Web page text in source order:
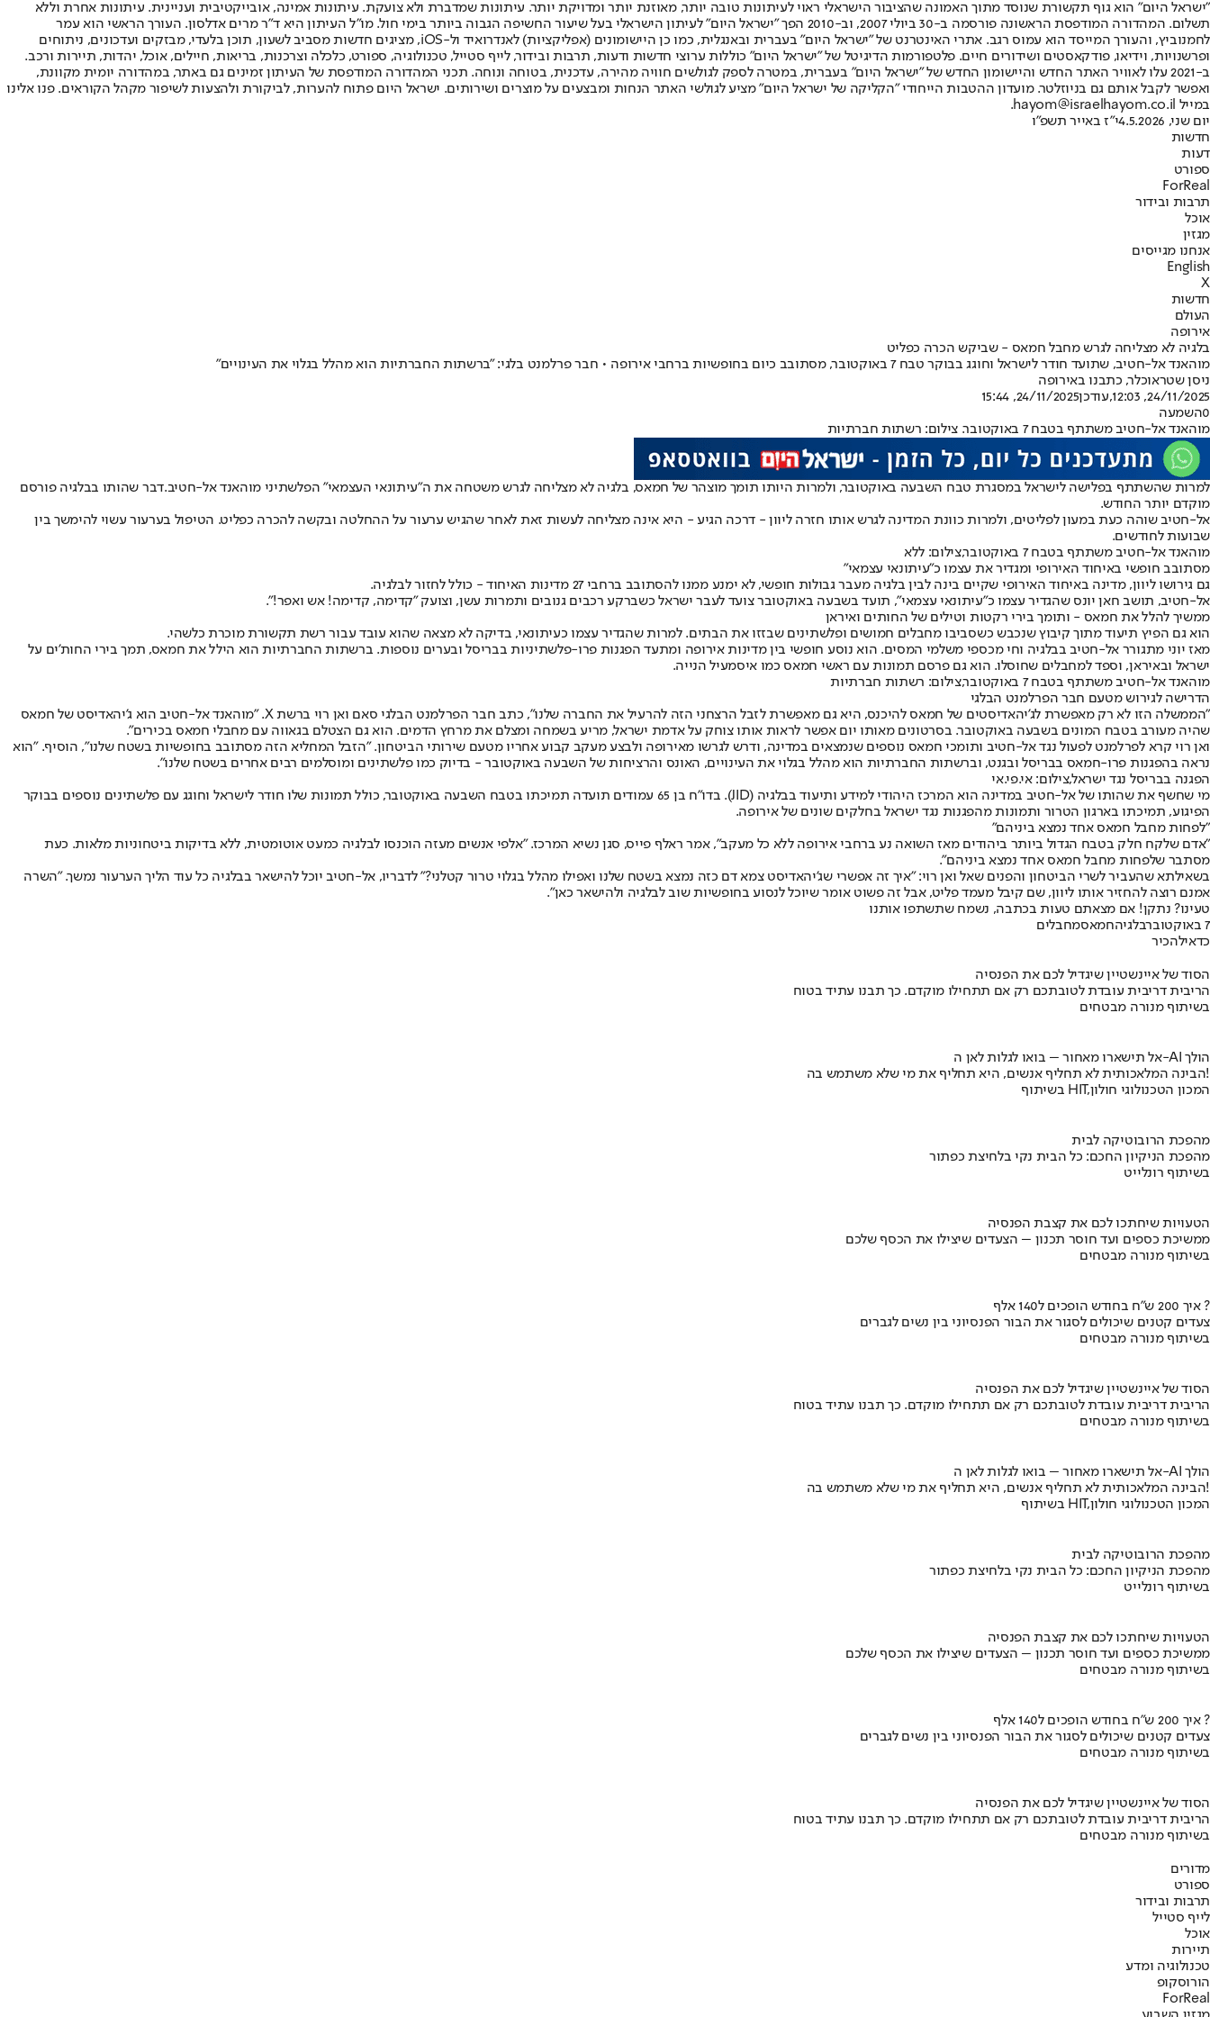
"ישראל היום" הוא גוף תקשורת שנוסד מתוך האמונה שהציבור הישראלי ראוי לעיתונות טובה יותר, מאוזנת יותר ומדויקת יותר. עיתונות שמדברת ולא צועקת. עיתונות אמינה, אובייקטיבית ועניינית. עיתונות אחרת וללא
תשלום. המהדורה המודפסת הראשונה פורסמה ב-30 ביולי 2007, וב-2010 הפך "ישראל היום" לעיתון הישראלי בעל שיעור החשיפה הגבוה ביותר בימי חול. מו"ל העיתון היא ד"ר מרים אדלסון. העורך הראשי הוא עמר
לחמנוביץ, והעורך המייסד הוא עמוס רגב. אתרי האינטרנט של "ישראל היום" בעברית ובאנגלית, כמו כן היישומונים (אפליקציות) לאנדרואיד ול-iOS, מציגים חדשות מסביב לשעון, תוכן בלעדי, מבזקים ועדכונים, ניתוחים
ופרשנויות, וידיאו, פודקאסטים ושידורים חיים. פלטפורמות הדיגיטל של "ישראל היום" כוללות ערוצי חדשות ודעות, תרבות ובידור, לייף סטייל, טכנולוגיה, ספורט, כלכלה וצרכנות, בריאות, חיילים, אוכל, יהדות, תיירות ורכב.
ב-2021 עלו לאוויר האתר החדש והיישומון החדש של "ישראל היום" בעברית, במטרה לספק לגולשים חוויה מהירה, עדכנית, בטוחה ונוחה. תכני המהדורה המודפסת של העיתון זמינים גם באתר, במהדורה יומית מקוונת,
ואפשר לקבל אותם גם בניוזלטר. מועדון ההטבות הייחודי "הקליקה של ישראל היום" מציע לגולשי האתר הנחות ומבצעים על מוצרים ושירותים. ישראל היום פתוח להערות, לביקורת ולהצעות לשיפור מקהל הקוראים. פנו אלינו
במייל hayom@israelhayom.co.il.
יום שני, 4.5.2026
י"ז באייר תשפ"ו
חדשות
דעות
ספורט
ForReal
תרבות ובידור
אוכל
מגזין
אנחנו מגייסים
English
X
חדשות
העולם
אירופה
בלגיה לא מצליחה לגרש מחבל חמאס - שביקש הכרה כפליט
מוהאנד אל-חטיב, שתועד חודר לישראל וחוגג בבוקר טבח 7 באוקטובר, מסתובב כיום בחופשיות ברחבי אירופה • חבר פרלמנט בלגי: ״ברשתות החברתיות הוא מהלל בגלוי את העינויים״
ניסן שטראוכלר, כתבנו באירופה
24/11/2025, 12:03
,עודכן24/11/2025, 15:44
0השמעה
מוהאנד אל-חטיב משתתף בטבח 7 באוקטובר. צילום: רשתות חברתיות
למרות שהשתתף בפלישה לישראל במסגרת טבח השבעה באוקטובר, ולמרות היותו תומך מוצהר של חמאס, בלגיה לא מצליחה לגרש משטחה את ה"עיתונאי העצמאי" הפלשתיני מוהאנד אל-חטיב.דבר שהותו בבלגיה פורסם
מוקדם יותר החודש.
אל-חטיב שוהה כעת במעון לפליטים, ולמרות כוונת המדינה לגרש אותו חזרה ליוון - דרכה הגיע - היא אינה מצליחה לעשות זאת לאחר שהגיש ערעור על ההחלטה ובקשה להכרה כפליט. הטיפול בערעור עשוי להימשך בין
שבועות לחודשים.
מוהאנד אל-חטיב משתתף בטבח 7 באוקטובר,צילום: ללא
מסתובב חופשי באיחוד האירופי ומגדיר את עצמו כ״עיתונאי עצמאי״
גם גירושו ליוון, מדינה באיחוד האירופי שקיים בינה לבין בלגיה מעבר גבולות חופשי, לא ימנע ממנו להסתובב ברחבי 27 מדינות האיחוד - כולל לחזור לבלגיה.
אל-חטיב, תושב חאן יונס שהגדיר עצמו כ״עיתונאי עצמאי״, תועד בשבעה באוקטובר צועד לעבר ישראל כשברקע רכבים גנובים ותמרות עשן, וצועק ״קדימה, קדימה! אש ואפר!״.
ממשיך להלל את חמאס - ותומך בירי רקטות וטילים של החותים ואיראן
הוא גם הפיץ תיעוד מתוך קיבוץ שנכבש כשסביבו מחבלים חמושים ופלשתינים שבזזו את הבתים. למרות שהגדיר עצמו כעיתונאי, בדיקה לא מצאה שהוא עובד עבור רשת תקשורת מוכרת כלשהי.
מאז יוני מתגורר אל-חטיב בבלגיה וחי מכספי משלמי המסים. הוא נוסע חופשי בין מדינות אירופה ומתעד הפגנות פרו-פלשתיניות בבריסל ובערים נוספות. ברשתות החברתיות הוא הילל את חמאס, תמך בירי החות'ים על
ישראל ובאיראן, וספד למחבלים שחוסלו. הוא גם פרסם תמונות עם ראשי חמאס כמו איסמעיל הנייה.
מוהאנד אל-חטיב משתתף בטבח 7 באוקטובר,צילום: רשתות חברתיות
הדרישה לגירוש מטעם חבר הפרלמנט הבלגי
״הממשלה הזו לא רק מאפשרת לג'יהאדיסטים של חמאס להיכנס, היא גם מאפשרת לזבל הרצחני הזה להרעיל את החברה שלנו״, כתב חבר הפרלמנט הבלגי סאם ואן רוי ברשת X. ״מוהאנד אל-חטיב הוא ג'יהאדיסט של חמאס
שהיה מעורב בטבח המונים בשבעה באוקטובר. בסרטונים מאותו יום אפשר לראות אותו צוחק על אדמת ישראל, מריע בשמחה ומצלם את מרחץ הדמים. הוא גם הצטלם בגאווה עם מחבלי חמאס בכירים״.
ואן רוי קרא לפרלמנט לפעול נגד אל-חטיב ותומכי חמאס נוספים שנמצאים במדינה, ודרש לגרשו מאירופה ולבצע מעקב קבוע אחריו מטעם שירותי הביטחון. ״הזבל המחליא הזה מסתובב בחופשיות בשטח שלנו״, הוסיף. ״הוא
נראה בהפגנות פרו-חמאס בבריסל ובגנט, וברשתות החברתיות הוא מהלל בגלוי את העינויים, האונס והרציחות של השבעה באוקטובר - בדיוק כמו פלשתינים ומוסלמים רבים אחרים בשטח שלנו״.
הפגנה בבריסל נגד ישראל,צילום: אי.פי.אי
מי שחשף את שהותו של אל-חטיב במדינה הוא המרכז היהודי למידע ותיעוד בבלגיה (JID). בדו"ח בן 65 עמודים תועדה תמיכתו בטבח השבעה באוקטובר, כולל תמונות שלו חודר לישראל וחוגג עם פלשתינים נוספים בבוקר
הפיגוע, תמיכתו בארגון הטרור ותמונות מהפגנות נגד ישראל בחלקים שונים של אירופה.
"לפחות מחבל חמאס אחד נמצא ביניהם״
״אדם שלקח חלק בטבח הגדול ביותר ביהודים מאז השואה נע ברחבי אירופה ללא כל מעקב״, אמר ראלף פייס, סגן נשיא המרכז. ״אלפי אנשים מעזה הוכנסו לבלגיה כמעט אוטומטית, ללא בדיקות ביטחוניות מלאות. כעת
מסתבר שלפחות מחבל חמאס אחד נמצא ביניהם״.
בשאילתא שהעביר לשרי הביטחון והפנים שאל ואן רוי: ״איך זה אפשרי שג'יהאדיסט צמא דם כזה נמצא בשטח שלנו ואפילו מהלל בגלוי טרור קטלני?״ לדבריו, אל-חטיב יוכל להישאר בבלגיה כל עוד הליך הערעור נמשך. ״השרה
אמנם רוצה להחזיר אותו ליוון, שם קיבל מעמד פליט, אבל זה פשוט אומר שיוכל לנסוע בחופשיות שוב לבלגיה ולהישאר כאן״.
טעינו? נתקן! אם מצאתם טעות בכתבה, נשמח שתשתפו אותנו
7 באוקטובר
בלגיהחמאסמחבלים
כדאילהכיר
הסוד של איינשטיין שיגדיל לכם את הפנסיה
הריבית דריבית עובדת לטובתכם רק אם תתחילו מוקדם. כך תבנו עתיד בטוח
בשיתוף מנורה מבטחים
אל תישארו מאחור – בואו לגלות לאן ה-AI הולך
הבינה המלאכותית לא תחליף אנשים, היא תחליף את מי שלא משתמש בה!
בשיתוף HIT,המכון הטכנולוגי חולון
מהפכת הרובוטיקה לבית
מהפכת הניקיון החכם: כל הבית נקי בלחיצת כפתור
בשיתוף רונלייט
הטעויות שיחתכו לכם את קצבת הפנסיה
ממשיכת כספים ועד חוסר תכנון – הצעדים שיצילו את הכסף שלכם
בשיתוף מנורה מבטחים
איך 200 ש"ח בחודש הופכים ל140 אלף ?
צעדים קטנים שיכולים לסגור את הבור הפנסיוני בין נשים לגברים
בשיתוף מנורה מבטחים
הסוד של איינשטיין שיגדיל לכם את הפנסיה
הריבית דריבית עובדת לטובתכם רק אם תתחילו מוקדם. כך תבנו עתיד בטוח
בשיתוף מנורה מבטחים
אל תישארו מאחור – בואו לגלות לאן ה-AI הולך
הבינה המלאכותית לא תחליף אנשים, היא תחליף את מי שלא משתמש בה!
בשיתוף HIT,המכון הטכנולוגי חולון
מהפכת הרובוטיקה לבית
מהפכת הניקיון החכם: כל הבית נקי בלחיצת כפתור
בשיתוף רונלייט
הטעויות שיחתכו לכם את קצבת הפנסיה
ממשיכת כספים ועד חוסר תכנון – הצעדים שיצילו את הכסף שלכם
בשיתוף מנורה מבטחים
איך 200 ש"ח בחודש הופכים ל140 אלף ?
צעדים קטנים שיכולים לסגור את הבור הפנסיוני בין נשים לגברים
בשיתוף מנורה מבטחים
הסוד של איינשטיין שיגדיל לכם את הפנסיה
הריבית דריבית עובדת לטובתכם רק אם תתחילו מוקדם. כך תבנו עתיד בטוח
בשיתוף מנורה מבטחים
מדורים
ספורט
תרבות ובידור
לייף סטייל
אוכל
תיירות
טכנולוגיה ומדע
הורוסקופ
ForReal